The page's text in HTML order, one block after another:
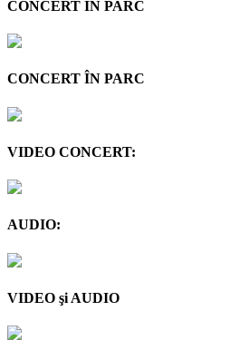
CONCERT ÎN PARC
CONCERT ÎN PARC
VIDEO CONCERT:
AUDIO:
VIDEO şi AUDIO